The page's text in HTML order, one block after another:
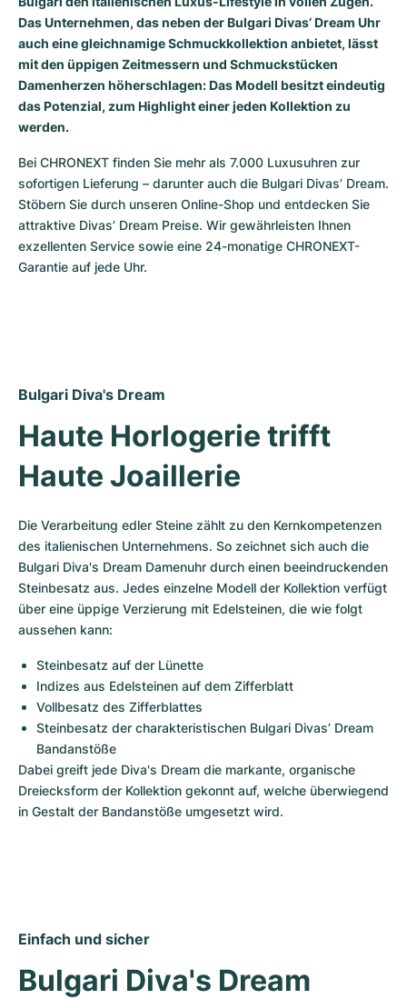
Milgauss
Oyster Perpetual
Yacht-Master
Yacht-Master II
Sea-Dweller
Sky-Dweller
Damenuhren
Ronde
Rotonde
Crash
Pasha
Tortue
Baignoire
Professional
Bentley
Transocean
Cockpit
Chronospace
Super Avenger
Formula 1
Grand Carrera
Gebraucht
Damenuhren
Portofino
Portugieser
Da Vinci
Aquatimer
Spitfire
Spirit of Big Bang
King Power
Gebraucht
Das Unternehmen, das neben der Bulgari Divas’ Dream Uhr
auch eine gleichnamige Schmuckkollektion anbietet, lässt
mit den üppigen Zeitmessern und Schmuckstücken
Damenherzen höherschlagen: Das Modell besitzt eindeutig
das Potenzial, zum Highlight einer jeden Kollektion zu
werden.
Bei CHRONEXT finden Sie mehr als 7.000 Luxusuhren zur
sofortigen Lieferung – darunter auch die Bulgari Divas’ Dream.
Stöbern Sie durch unseren Online-Shop und entdecken Sie
attraktive Divas’ Dream Preise. Wir gewährleisten Ihnen
exzellenten Service sowie eine 24-monatige CHRONEXT-
Garantie auf jede Uhr.
Bulgari Diva's Dream
Haute Horlogerie trifft
Haute Joaillerie
Die Verarbeitung edler Steine zählt zu den Kernkompetenzen
des italienischen Unternehmens. So zeichnet sich auch die
Bulgari Diva's Dream Damenuhr durch einen beeindruckenden
Steinbesatz aus. Jedes einzelne Modell der Kollektion verfügt
über eine üppige Verzierung mit Edelsteinen, die wie folgt
aussehen kann:
Steinbesatz auf der Lünette
Indizes aus Edelsteinen auf dem Zifferblatt
Vollbesatz des Zifferblattes
Steinbesatz der charakteristischen Bulgari Divas’ Dream
Bandanstöße
Dabei greift jede Diva's Dream die markante, organische
Dreiecksform der Kollektion gekonnt auf, welche überwiegend
in Gestalt der Bandanstöße umgesetzt wird.
Einfach und sicher
Bulgari Diva's Dream